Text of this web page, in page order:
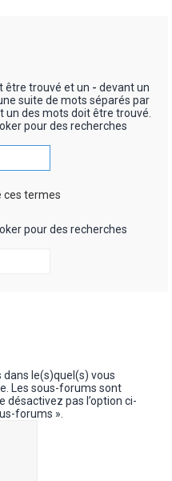
être trouvé et un - devant un
suite de mots séparés par
des mots doit être trouvé.
pour des recherches
ces termes
pour des recherches
le(s)quel(s) vous
Les sous-forums sont
pas l’option ci-
forums ».